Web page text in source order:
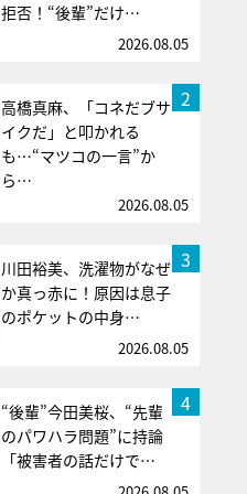
拒否！“後輩”だけ…
2026.08.05
2
高橋真麻、「コネだブサ
イクだ」と叩かれる
も…“マツコの一言”か
ら…
2026.08.05
3
川田裕美、洗濯物がなぜ
か真っ赤に！原因は息子
のポケットの中身…
2026.08.05
4
“後輩”今田美桜、“先輩
のパワハラ問題”に持論
「被害者の話だけで…